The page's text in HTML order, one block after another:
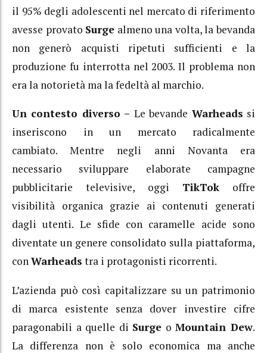
il 95% degli adolescenti nel mercato di riferimento
avesse provato Surge almeno una volta, la bevanda
non generò acquisti ripetuti sufficienti e la
produzione fu interrotta nel 2003. Il problema non
era la notorietà ma la fedeltà al marchio.
Un contesto diverso – Le bevande Warheads si
inseriscono in un mercato radicalmente
cambiato.Mentre negli anni Novanta era
necessario sviluppare elaborate campagne
pubblicitarie televisive, oggi TikTok offre
visibilità organica grazie ai contenuti generati
dagli utenti. Le sfide con caramelle acide sono
diventate un genere consolidato sulla piattaforma,
conWarheads tra i protagonisti ricorrenti.
L’azienda può così capitalizzare su un patrimonio
di marca esistente senza dover investire cifre
paragonabili a quelle di Surge oMountain Dew.
La differenza non è solo economica ma anche